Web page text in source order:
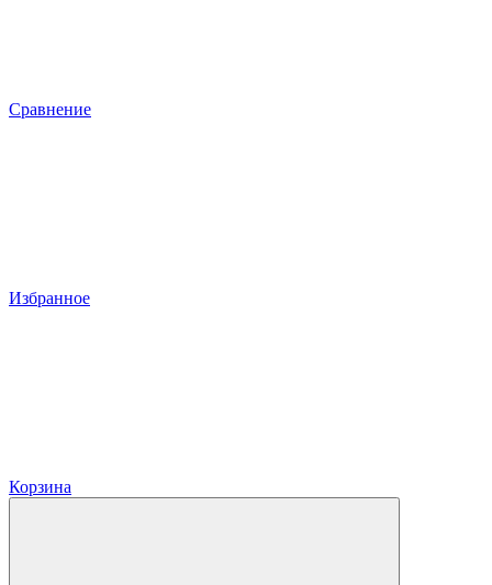
Сравнение
Избранное
Корзина